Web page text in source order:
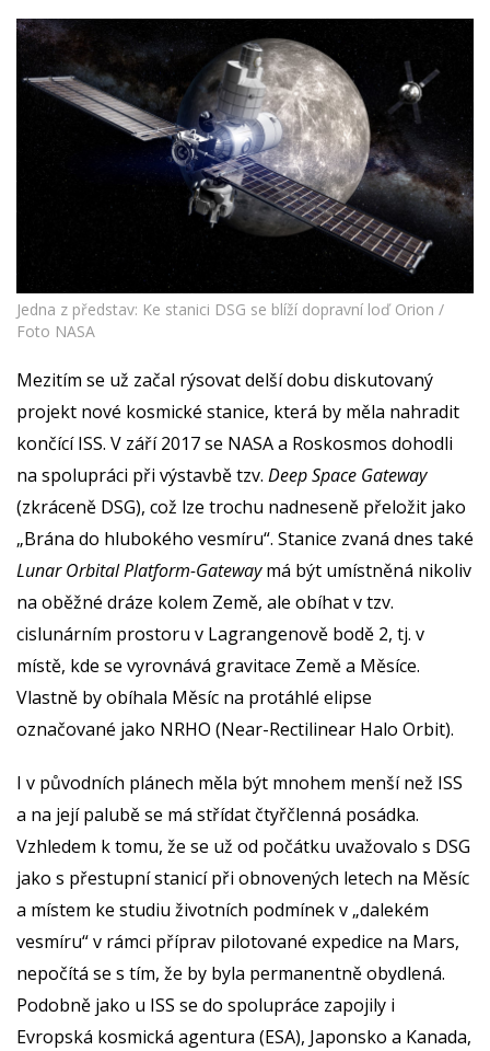
Jedna z představ: Ke stanici DSG se blíží dopravní loď Orion /
Foto NASA
Mezitím se už začal rýsovat delší dobu diskutovaný
projekt nové kosmické stanice, která by měla nahradit
končící ISS. V září 2017 se NASA a Roskosmos dohodli
na spolupráci při výstavbě tzv. Deep Space Gateway
(zkráceně DSG), což lze trochu nadneseně přeložit jako
„Brána do hlubokého vesmíru“. Stanice zvaná dnes také
Lunar Orbital Platform-Gatewaymá být umístněná nikoliv
na oběžné dráze kolem Země, ale obíhat v tzv.
cislunárním prostoru v Lagrangenově bodě 2, tj. v
místě, kde se vyrovnává gravitace Země a Měsíce.
Vlastně by obíhala Měsíc na protáhlé elipse
označované jako NRHO (Near-Rectilinear Halo Orbit).
I v původních plánech měla být mnohem menší než ISS
a na její palubě se má střídat čtyřčlenná posádka.
Vzhledem k tomu, že se už od počátku uvažovalo s DSG
jako s přestupní stanicí při obnovených letech na Měsíc
a místem ke studiu životních podmínek v „dalekém
vesmíru“ v rámci příprav pilotované expedice na Mars,
nepočítá se s tím, že by byla permanentně obydlená.
Podobně jako u ISS se do spolupráce zapojily i
Evropská kosmická agentura (ESA), Japonsko a Kanada,